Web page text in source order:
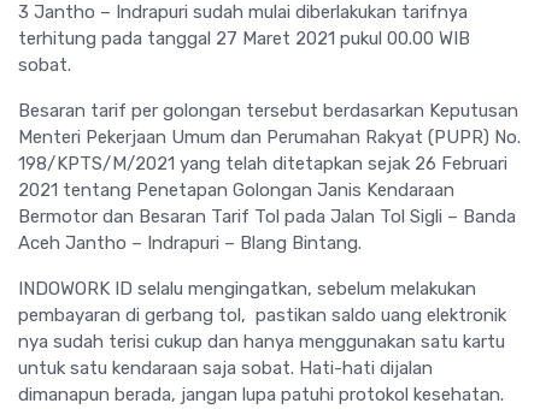
3 Jantho – Indrapuri sudah mulai diberlakukan tarifnya
terhitung pada tanggal 27 Maret 2021 pukul 00.00 WIB
sobat.
Besaran tarif per golongan tersebut berdasarkan Keputusan
Menteri Pekerjaan Umum dan Perumahan Rakyat (PUPR) No.
198/KPTS/M/2021 yang telah ditetapkan sejak 26 Februari
2021 tentang Penetapan Golongan Janis Kendaraan
Bermotor dan Besaran Tarif Tol pada Jalan Tol Sigli – Banda
Aceh Jantho – Indrapuri – Blang Bintang.
INDOWORK ID selalu mengingatkan, sebelum melakukan
pembayaran di gerbang tol, pastikan saldo uang elektronik
nya sudah terisi cukup dan hanya menggunakan satu kartu
untuk satu kendaraan saja sobat. Hati-hati dijalan
dimanapun berada, jangan lupa patuhi protokol kesehatan.